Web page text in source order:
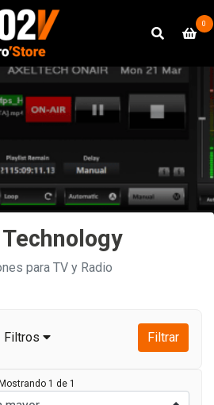
0
para TV y Radio
Filtros Filtrar
1 de 1